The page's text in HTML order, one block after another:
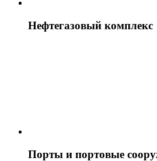
Нефтегазовый комплекс
Порты и портовые